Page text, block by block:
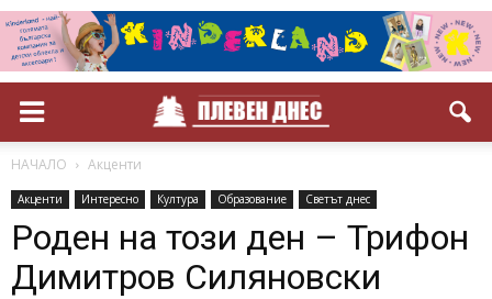
НАЧАЛО Акценти
Акценти Интересно Култура Образование Светът днес
Роден на този ден – Трифон
Димитров Силяновски